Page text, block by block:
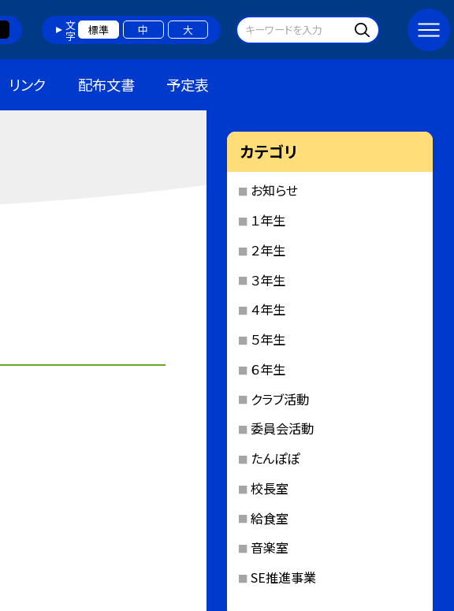
文字 標準 中 大
リンク 配布文書 予定表
カテゴリ
お知らせ
１年生
２年生
３年生
４年生
５年生
６年生
クラブ活動
委員会活動
たんぽぽ
校長室
給食室
音楽室
SE推進事業